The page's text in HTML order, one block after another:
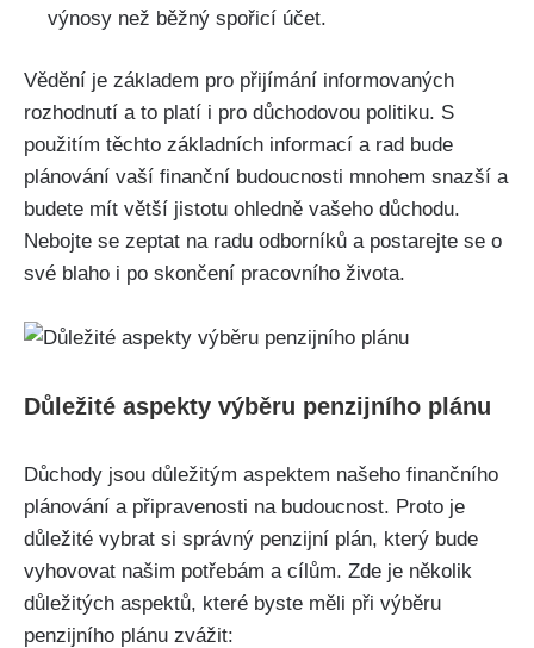
výnosy než běžný spořicí účet.
Vědění je základem pro přijímání informovaných
rozhodnutí a to platí i pro důchodovou politiku. S
použitím těchto základních informací a rad bude
plánování vaší finanční budoucnosti mnohem snazší a
budete mít větší jistotu ohledně vašeho důchodu.
Nebojte se zeptat na radu odborníků a postarejte se o
své blaho i po skončení pracovního života.
Důležité aspekty výběru penzijního plánu
Důchody jsou důležitým aspektem našeho finančního
plánování a připravenosti na budoucnost. Proto je
důležité vybrat si správný penzijní plán, který bude
vyhovovat našim potřebám a cílům. Zde je několik
důležitých aspektů, které byste měli při výběru
penzijního plánu zvážit: